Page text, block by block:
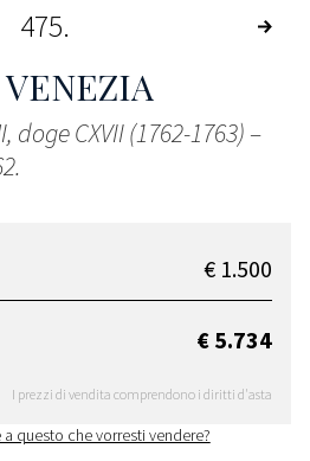
475
doge CXVII (1762-1763) –
€ 1.500
€ 5.734
I prezzi di vendita comprendono i diritti d'asta
questo che vorresti vendere?